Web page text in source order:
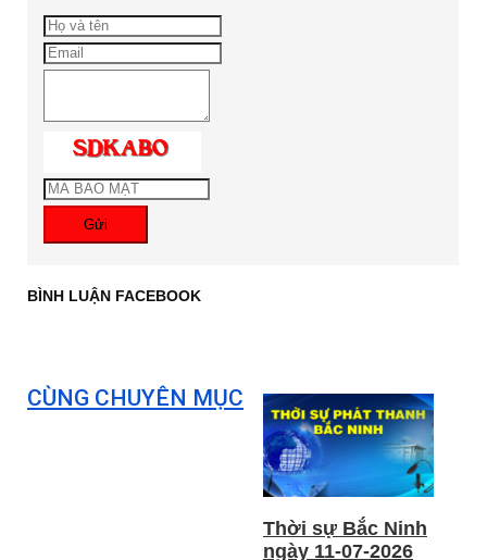
Gửi
BÌNH LUẬN FACEBOOK
CÙNG CHUYÊN MỤC
Thời sự Bắc Ninh
ngày 11-07-2026